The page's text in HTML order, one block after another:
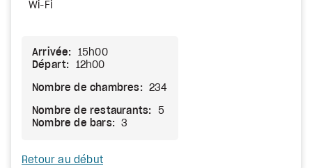
Wi-Fi
Arrivée:
15h00
Départ:
12h00
Nombre de chambres: 234
Nombre de restaurants:
5
Nombre de bars:
3
Retour au début